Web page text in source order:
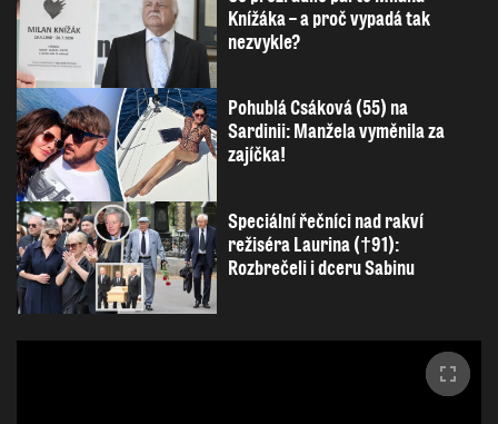
Knížáka – a proč vypadá tak
nezvykle?
Pohublá Csáková (55) na
Sardinii: Manžela vyměnila za
zajíčka!
Speciální řečníci nad rakví
režiséra Laurina (†91):
Rozbrečeli i dceru Sabinu